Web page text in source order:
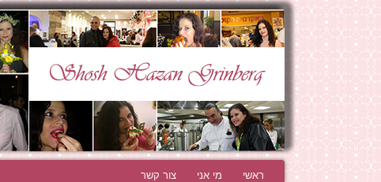
GRINBERG
THE BEST BLOG EVER!
לדלג לתוכן
ראשי מי אני צור קשר